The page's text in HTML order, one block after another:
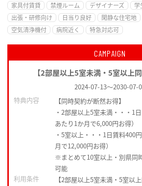
家具付賃貸
禁煙ルーム デザイナーズ 学
出張・研修向け
日当り良好 閑静な住宅地
空気清浄機付
病院近く 特急対応可
CAMPAIGN
【2部屋以上5室未満・5室以上
2024-07-13～2030-07-
特典内容
【同時契約が断然お得】
・2部屋以上5室未満・・・1
あたり1か月で6,000円お得）
・5室以上・・・1日賃料400
月で12,000円お得）
※まとめて10室以上・別県
可能
利用条件
【2部屋以上5室未満・5室以